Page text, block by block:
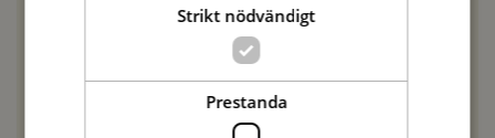
Hej! När man låter de stå kvar i ugnen för att
stelna, låter man luckan vara stängd då eller
öppnar man den på glänt?
Strikt nödvändigt
Prestanda